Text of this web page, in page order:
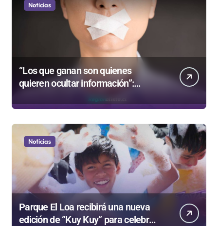
Noticias
“Los que ganan son quienes
quieren ocultar información”:
Colegio de Periodistas cuestiona la
“Ley Mordaza 2.0”
Noticias
Parque El Loa recibirá una nueva
edición de “Kuy Kuy” para celebrar